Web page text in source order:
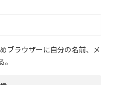
ブラウザーに自分の名前、メ